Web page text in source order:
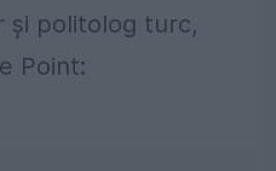
și politolog turc,
Point: